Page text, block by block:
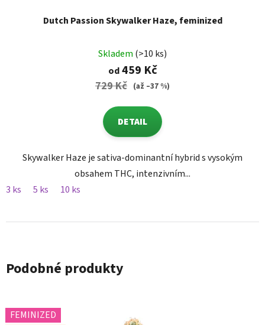
Dutch Passion Skywalker Haze, feminized
Skladem (>10 ks)
od459 Kč
729 Kč (až –37 %)
DETAIL
Skywalker Haze je sativa-dominantní hybrid s vysokým
obsahem THC, intenzivním...
3 ks
5 ks 10 ks
Podobné produkty
FEMINIZED